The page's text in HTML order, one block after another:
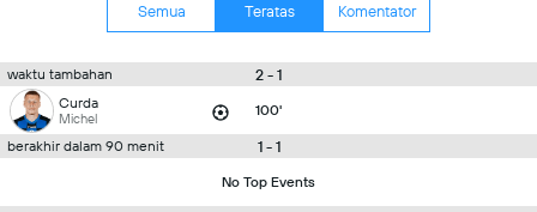
Semua Teratas Komentator
waktu tambahan 2 - 1
Curda
Michel 100'
berakhir dalam 90 menit 1 - 1
No Top Events